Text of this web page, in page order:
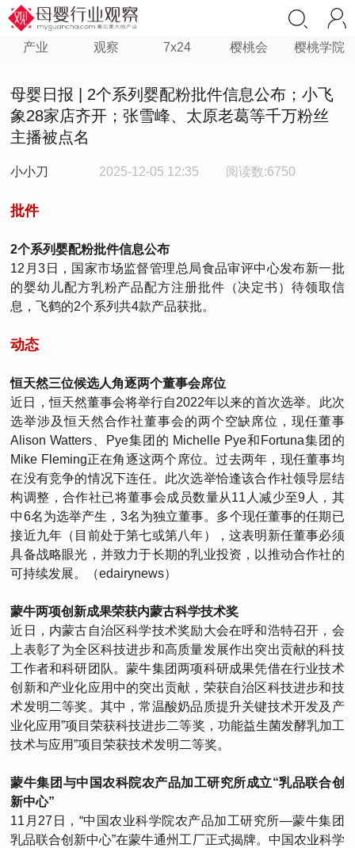
产业 观察 7x24 樱桃会 樱桃学院
母婴日报 | 2个系列婴配粉批件信息公布；小飞
象28家店齐开；张雪峰、太原老葛等千万粉丝
主播被点名
小小刀 2025-12-05 12:35 阅读数:6750
批件
2个系列婴配粉批件信息公布
12月3日，国家市场监督管理总局食品审评中心发布新一批
的婴幼儿配方乳粉产品配方注册批件（决定书）待领取信
息，飞鹤的2个系列共4款产品获批。
动态
恒天然三位候选人角逐两个董事会席位
近日，恒天然董事会将举行自2022年以来的首次选举。此次
选举涉及恒天然合作社董事会的两个空缺席位，现任董事
Alison Watters、Pye集团的 Michelle Pye和Fortuna集团的
Mike Fleming正在角逐这两个席位。过去两年，现任董事均
在没有竞争的情况下连任。此次选举恰逢该合作社领导层结
构调整，合作社已将董事会成员数量从11人减少至9人，其
中6名为选举产生，3名为独立董事。多个现任董事的任期已
接近九年（目前处于第七或第八年），这表明新任董事必须
具备战略眼光，并致力于长期的乳业投资，以推动合作社的
可持续发展。（edairynews）
蒙牛两项创新成果荣获内蒙古科学技术奖
近日，内蒙古自治区科学技术奖励大会在呼和浩特召开，会
上表彰了为全区科技进步和高质量发展作出突出贡献的科技
工作者和科研团队。蒙牛集团两项科研成果凭借在行业技术
创新和产业化应用中的突出贡献，荣获自治区科技进步和技
术发明二等奖。其中，常温酸奶品质提升关键技术开发及产
业化应用”项目荣获科技进步二等奖，功能益生菌发酵乳加工
技术与应用”项目荣获技术发明二等奖。
蒙牛集团与中国农科院农产品加工研究所成立“乳品联合创
新中心”
11月27日，“中国农业科学院农产品加工研究所—蒙牛集团
乳品联合创新中心”在蒙牛通州工厂正式揭牌。中国农业科学